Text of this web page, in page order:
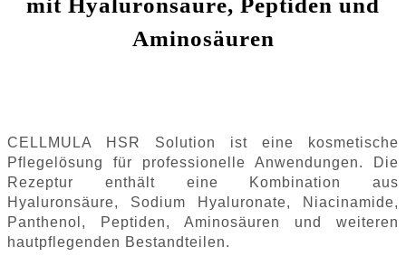
mit Hyaluronsäure, Peptiden und
Aminosäuren
CELLMULA HSR Solution ist eine kosmetische
Pflegelösung für professionelle Anwendungen. Die
Rezeptur enthält eine Kombination aus
Hyaluronsäure, Sodium Hyaluronate, Niacinamide,
Panthenol, Peptiden, Aminosäuren und weiteren
hautpflegenden Bestandteilen.